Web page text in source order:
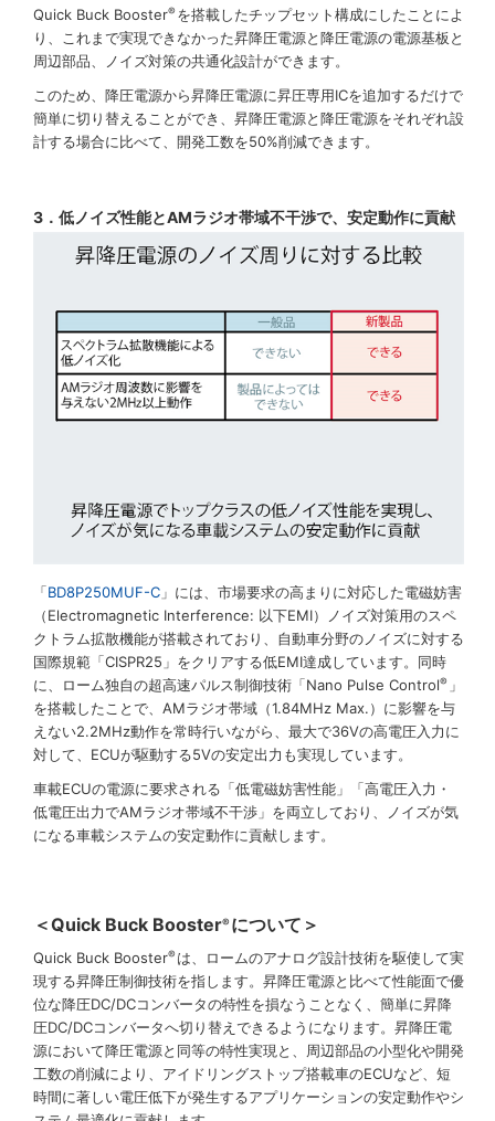
Quick Buck Booster®を搭載したチップセット構成にしたことによ
り、これまで実現できなかった昇降圧電源と降圧電源の電源基板と
周辺部品、ノイズ対策の共通化設計ができます。
このため、降圧電源から昇降圧電源に昇圧専用ICを追加するだけで
簡単に切り替えることができ、昇降圧電源と降圧電源をそれぞれ設
計する場合に比べて、開発工数を50%削減できます。
3．低ノイズ性能とAMラジオ帯域不干渉で、安定動作に貢献
「BD8P250MUF-C 」には、市場要求の高まりに対応した電磁妨害
（Electromagnetic Interference: 以下EMI）ノイズ対策用のスペ
クトラム拡散機能が搭載されており、自動車分野のノイズに対する
国際規範「CISPR25」をクリアする低EMI達成しています。同時
に、ローム独自の超高速パルス制御技術「Nano Pulse Control® 」
を搭載したことで、AMラジオ帯域（1.84MHz Max.）に影響を与
えない2.2MHz動作を常時行いながら、最大で36Vの高電圧入力に
対して、ECUが駆動する5Vの安定出力も実現しています。
車載ECUの電源に要求される「低電磁妨害性能」「高電圧入力・
低電圧出力でAMラジオ帯域不干渉」を両立しており、ノイズが気
になる車載システムの安定動作に貢献します。
＜Quick Buck Booster® について＞
Quick Buck Booster®は、ロームのアナログ設計技術を駆使して実
現する昇降圧制御技術を指します。昇降圧電源と比べて性能面で優
位な降圧DC/DCコンバータの特性を損なうことなく、簡単に昇降
圧DC/DCコンバータへ切り替えできるようになります。昇降圧電
源において降圧電源と同等の特性実現と、周辺部品の小型化や開発
工数の削減により、アイドリングストップ搭載車のECUなど、短
時間に著しい電圧低下が発生するアプリケーションの安定動作やシ